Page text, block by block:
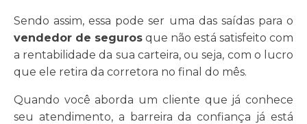
Sendo assim, essa pode ser uma das saídas para o
vendedor de seguros que não está satisfeito com
a rentabilidade da sua carteira, ou seja, com o lucro
que ele retira da corretora no final do mês.
Quando você aborda um cliente que já conhece
seu atendimento, a barreira da confiança já está